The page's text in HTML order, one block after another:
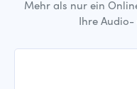
Mehr als nur ein
Ihre